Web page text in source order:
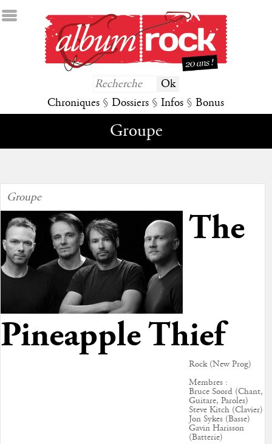
Chroniques § Dossiers § Infos § Bonus
Groupe
Groupe
The
Pineapple Thief
Rock (New Prog)
Membres :
Bruce Soord (Chant,
Guitare, Paroles)
Steve Kitch (Clavier)
Jon Sykes (Basse)
Gavin Harisson
(Batterie)